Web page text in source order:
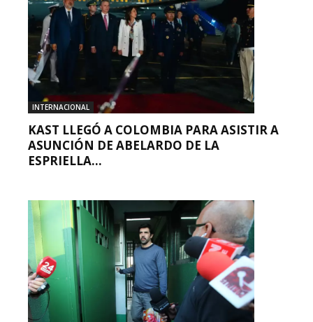
INTERNACIONAL
KAST LLEGÓ A COLOMBIA PARA ASISTIR A
ASUNCIÓN DE ABELARDO DE LA
ESPRIELLA...